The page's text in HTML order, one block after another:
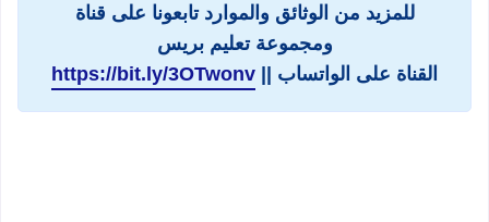
للمزيد من الوثائق والموارد تابعونا على قناة
ومجموعة تعليم بريس
القناة على الواتساب || https://bit.ly/3OTwonv